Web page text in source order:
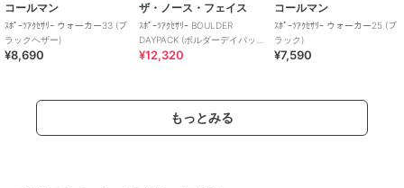
コールマン
ｽﾎﾟｰﾂｱｸｾｻﾘｰ ウォーカー33 (ブ
ラックヘザー)
¥8,690
ザ・ノース・フェイス
ｽﾎﾟｰﾂｱｸｾｻﾘｰ BOULDER
DAYPACK (ボルダーデイパッ
ク)
¥12,320
コールマン
ｽﾎﾟｰﾂｱｸｾｻﾘｰ ウォーカー25 (ブ
ラック)
¥7,590
もっとみる